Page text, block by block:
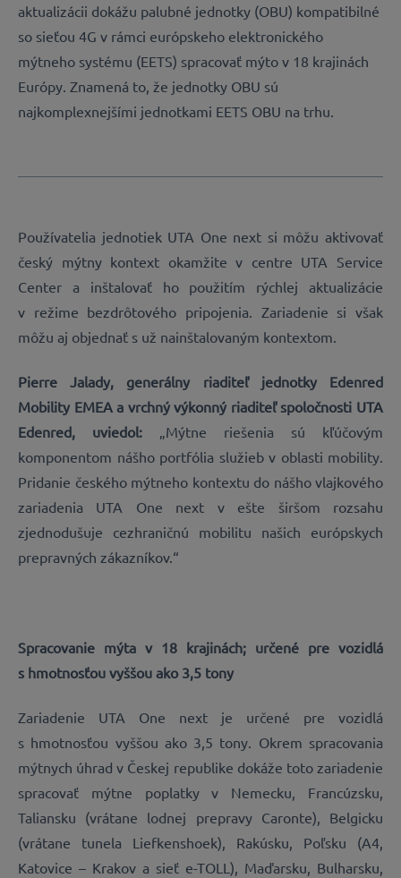
aktualizácii dokážu palubné jednotky (OBU) kompatibilné
so sieťou 4G v rámci európskeho elektronického
mýtneho systému (EETS) spracovať mýto v 18 krajinách
Európy. Znamená to, že jednotky OBU sú
najkomplexnejšími jednotkami EETS OBU na trhu.
Používatelia jednotiek UTA One next si môžu aktivovať
český mýtny kontext okamžite v centre UTA Service
Center a inštalovať ho použitím rýchlej aktualizácie
v režime bezdrôtového pripojenia. Zariadenie si však
môžu aj objednať s už nainštalovaným kontextom.
Pierre Jalady, generálny riaditeľ jednotky Edenred
Mobility EMEA a vrchný výkonný riaditeľ spoločnosti UTA
Edenred, uviedol: „Mýtne riešenia sú kľúčovým
komponentom nášho portfólia služieb v oblasti mobility.
Pridanie českého mýtneho kontextu do nášho vlajkového
zariadenia UTA One next v ešte širšom rozsahu
zjednodušuje cezhraničnú mobilitu našich európskych
prepravných zákazníkov.“
Spracovanie mýta v 18 krajinách; určené pre vozidlá
s hmotnosťou vyššou ako 3,5 tony
Zariadenie UTA One next je určené pre vozidlá
s hmotnosťou vyššou ako 3,5 tony. Okrem spracovania
mýtnych úhrad v Českej republike dokáže toto zariadenie
spracovať mýtne poplatky v Nemecku, Francúzsku,
Taliansku (vrátane lodnej prepravy Caronte), Belgicku
(vrátane tunela Liefkenshoek), Rakúsku, Poľsku (A4,
Katovice – Krakov a sieť e-TOLL), Maďarsku, Bulharsku,